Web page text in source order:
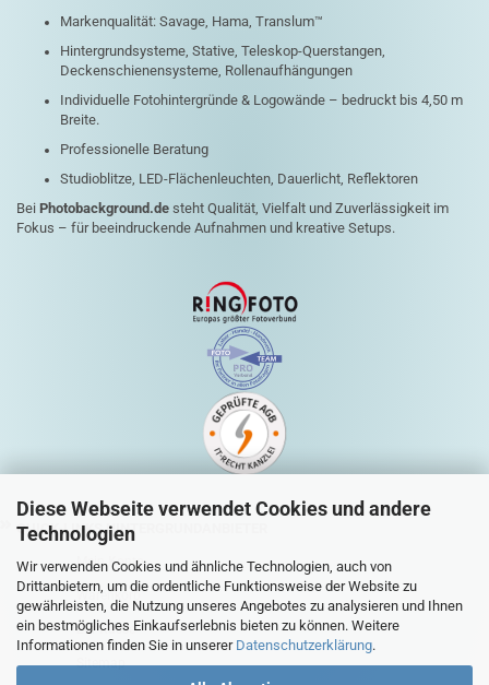
Diese Webseite verwendet Cookies und andere
Technologien
Wir verwenden Cookies und ähnliche Technologien, auch von
Drittanbietern, um die ordentliche Funktionsweise der Website zu
gewährleisten, die Nutzung unseres Angebotes zu analysieren und Ihnen
ein bestmögliches Einkaufserlebnis bieten zu können. Weitere
Informationen finden Sie in unserer Datenschutzerklärung.
Markenqualität: Savage, Hama, Translum™
Hintergrundsysteme, Stative, Teleskop-Querstangen,
Deckenschienensysteme, Rollenaufhängungen
Individuelle Fotohintergründe & Logowände – bedruckt bis 4,50 m
Breite.
Professionelle Beratung
Studioblitze, LED-Flächenleuchten, Dauerlicht, Reflektoren
Bei Photobackground.de steht Qualität, Vielfalt und Zuverlässigkeit im
Fokus – für beeindruckende Aufnahmen und kreative Setups.
QUICK-LINKS HINTERGRUNDANBIETER
Mein Konto
Warenkorb
Zur Kasse
Sitemap